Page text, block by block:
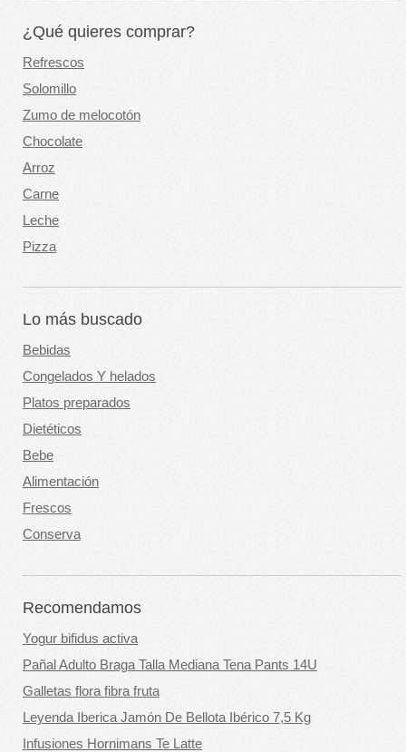
¿Qué quieres comprar?
Refrescos
Solomillo
Zumo de melocotón
Chocolate
Arroz
Carne
Leche
Pizza
Lo más buscado
Bebidas
Congelados Y helados
Platos preparados
Dietéticos
Bebe
Alimentación
Frescos
Conserva
Recomendamos
Yogur bifidus activa
Pañal Adulto Braga Talla Mediana Tena Pants 14U
Galletas flora fibra fruta
Leyenda Iberica Jamón De Bellota Ibérico 7,5 Kg
Infusiones Hornimans Te Latte